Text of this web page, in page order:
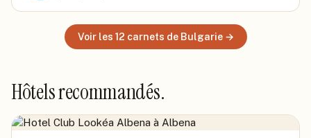
Voir les 12 carnets de Bulgarie→
Hôtels recommandés.